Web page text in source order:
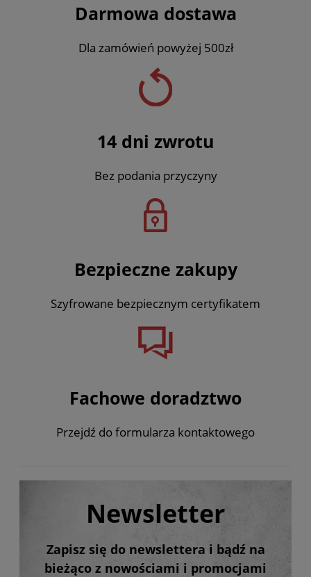
Darmowa dostawa
Dla zamówień powyżej 500zł
14 dni zwrotu
Bez podania przyczyny
Bezpieczne zakupy
Szyfrowane bezpiecznym certyfikatem
Fachowe doradztwo
Przejdź do formularza kontaktowego
Newsletter
Zapisz się do newslettera i bądź na
bieżąco z nowościami i promocjami